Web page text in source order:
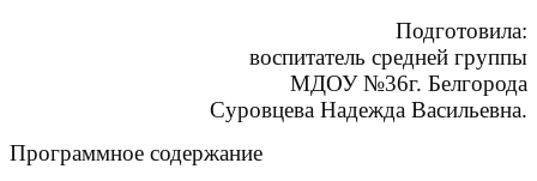
Подготовила:
воспитатель средней группы
МДОУ №36г. Белгорода
Суровцева Надежда Васильевна.
Программное содержание